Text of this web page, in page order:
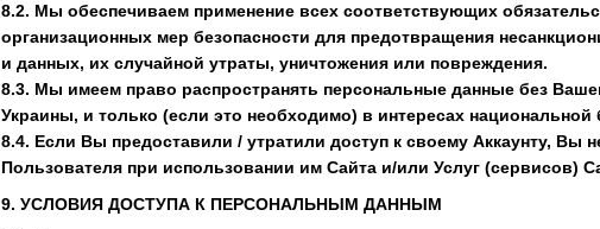
8.2. Мы обеспечиваем применение всех соответствующих
организационных мер безопасности для предотвращения
и данных, их случайной утраты, уничтожения или повреждения.
8.3. Мы имеем право распространять персональные данные без
Украины, и только (если это необходимо) в интересах
8.4. Если Вы предоставили / утратили доступ к своему Аккаунту, Вы
Пользователя при использовании им Сайта и/или Услуг (сервисов)
9. УСЛОВИЯ ДОСТУПА К ПЕРСОНАЛЬНЫМ ДАННЫМ